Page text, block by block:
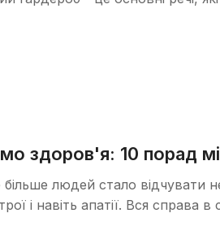
здоров'я: 10 порад
людей стало відчувати
і навіть апатії. Вся справа